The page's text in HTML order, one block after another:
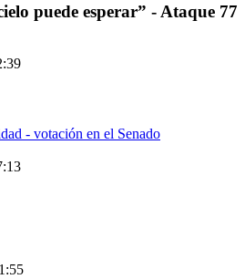
puede esperar” - Ataque 77